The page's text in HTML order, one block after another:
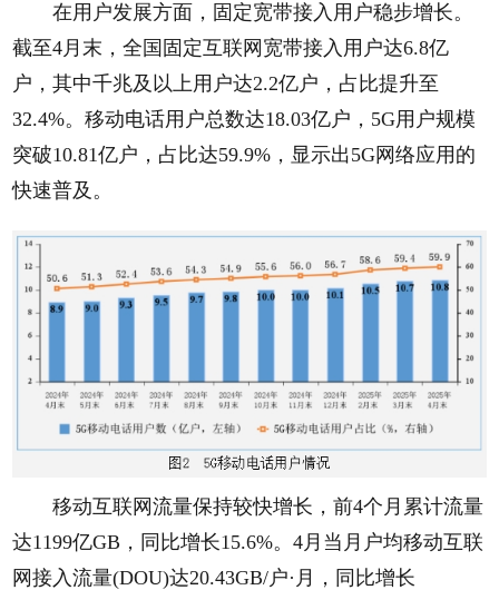
在用户发展方面，固定宽带接入用户稳步增长。
截至4月末，全国固定互联网宽带接入用户达6.8亿
户，其中千兆及以上用户达2.2亿户，占比提升至
32.4%。移动电话用户总数达18.03亿户，5G用户规模
突破10.81亿户，占比达59.9%，显示出5G网络应用的
快速普及。
移动互联网流量保持较快增长，前4个月累计流量
达1199亿GB，同比增长15.6%。4月当月户均移动互联
网接入流量(DOU)达20.43GB/户·月，同比增长